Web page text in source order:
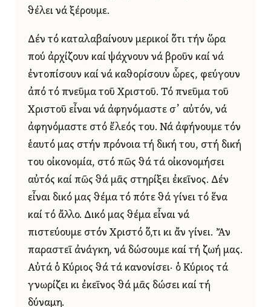
θέλει νά ξέρουμε.
Δέν τό καταλαβαίνουν μερικοί ὅτι τήν ὥρα
πού ἀρχίζουν καί ψάχνουν νά βροῦν καί νά
ἐντοπίσουν καί νά καθορίσουν ὧρες, φεύγουν
ἀπό τό πνεῦμα τοῦ Χριστοῦ. Τό πνεῦμα τοῦ
Χριστοῦ εἶναι νά ἀφηνόμαστε σ᾿ αὐτόν, νά
ἀφηνόμαστε στό ἔλεός του. Νά ἀφήνουμε τόν
ἑαυτό μας στήν πρόνοια τή δική του, στή δική
του οἰκονομία, στό πῶς θά τά οἰκονομήσει
αὐτός καί πῶς θά μᾶς στηρίξει ἐκεῖνος. Δέν
εἶναι δικό μας θέμα τό πότε θά γίνει τό ἕνα
καί τό ἄλλο. Δικό μας θέμα εἶναι νά
πιστεύουμε στόν Χριστό ὅ,τι κι ἄν γίνει. Ἄν
παραστεῖ ἀνάγκη, νά δώσουμε καί τή ζωή μας.
Αὐτά ὁ Κύριος θά τά κανονίσει· ὁ Κύριος τά
γνωρίζει κι ἐκεῖνος θά μᾶς δώσει καί τή
δύναμη.